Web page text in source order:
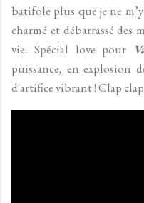
batifole plus que je ne
charmé et débarrassé des
vie. Spécial love pour
puissance, en explosion
d'artifice vibrant ! Clap